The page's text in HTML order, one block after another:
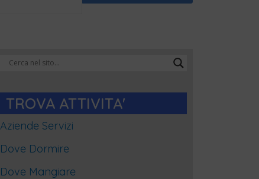
TROVA ATTIVITA'
Aziende Servizi
Dove Dormire
Dove Mangiare
Categorie